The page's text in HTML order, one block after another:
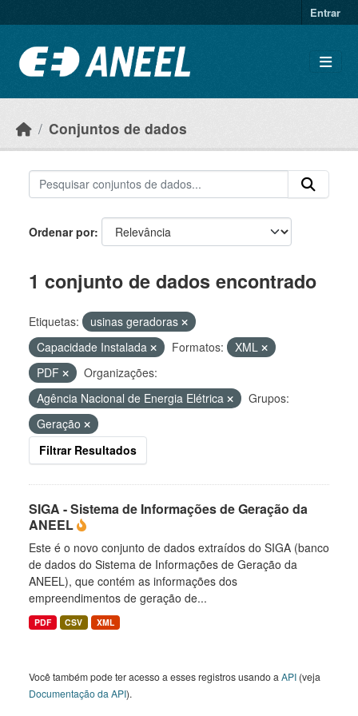
Entrar
Conjuntos de dados
Ordenar por
1 conjunto de dados encontrado
Etiquetas:
usinas geradoras
Capacidade Instalada
Formatos:
XML
PDF
Organizações:
Agência Nacional de Energia Elétrica
Grupos:
Geração
Filtrar Resultados
SIGA - Sistema de Informações de Geração da
ANEEL
Este é o novo conjunto de dados extraídos do SIGA (banco
de dados do Sistema de Informações de Geração da
ANEEL), que contém as informações dos
empreendimentos de geração de...
PDF CSV XML
Você também pode ter acesso a esses registros usando a API (veja
Documentação da API).